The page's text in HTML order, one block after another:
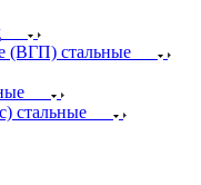
(ВГП) стальные
стальные